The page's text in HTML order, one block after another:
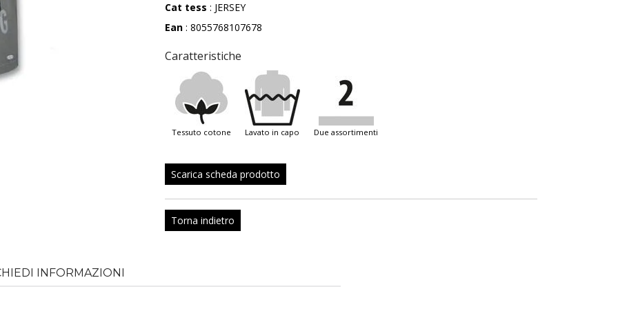
Cat tess : JERSEY
Ean : 8055768107678
Caratteristiche
tessuto cotone lavato in capo due assortimenti
Scarica scheda prodotto
Torna indietro
INFORMAZIONI